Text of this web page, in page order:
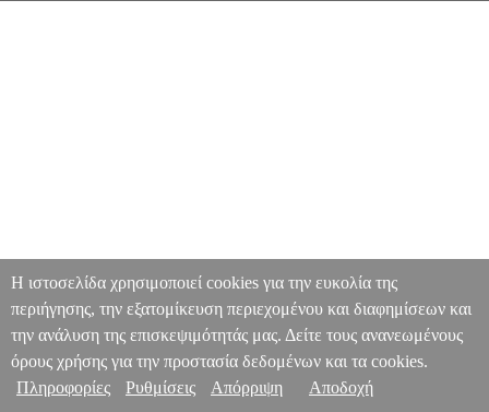
Η ιστοσελίδα χρησιμοποιεί cookies για την ευκολία της
περιήγησης, την εξατομίκευση περιεχομένου και διαφημίσεων και
την ανάλυση της επισκεψιμότητάς μας. Δείτε τους ανανεωμένους
όρους χρήσης για την προστασία δεδομένων και τα cookies.
Πληροφορίες
Ρυθμίσεις Απόρριψη Αποδοχή